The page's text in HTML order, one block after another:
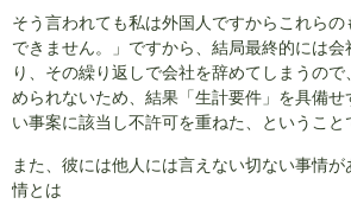
そう言われても私は外国人ですからこれら
できません。」ですから、結局最終的には会
り、その繰り返しで会社を辞めてしまうの
められないため、結果「生計要件」を具備
い事案に該当し不許可を重ねた、ということ
また、彼には他人には言えない切ない事情
情とは